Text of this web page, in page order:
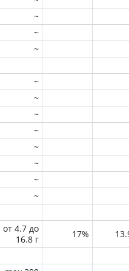
~
~
~
~
~
~
~
~
~
~
~
от 4.7 до
16.8 г
17%